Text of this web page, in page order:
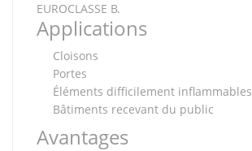
EUROCLASSE B.
Applications
Cloisons
Portes
Éléments difficilement inflammables
Bâtiments recevant du public
Avantages